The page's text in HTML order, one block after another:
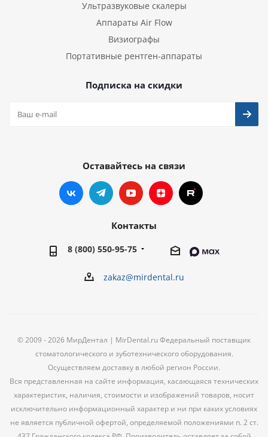
Ультразвуковые скалеры
Аппараты Air Flow
Визиографы
Портативные рентген-аппараты
Подписка на скидки
Оставайтесь на связи
Контакты
8 (800) 550-95-75
zakaz@mirdental.ru
© 2009 - 2026 МирДентал | MirDental.ru Федеральный поставщик
стоматологического и зуботехнического оборудования.
Осуществляем доставку в любой регион России.
Вся представленная на сайте информация, касающаяся технических
характеристик, наличия, стоимости и изображений товаров, носит
исключительно информационный характер и ни при каких условиях
не является публичной офертой, определяемой положениями п. 2 ст.